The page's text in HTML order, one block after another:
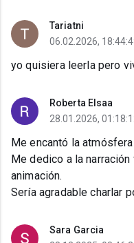
Tariatni
06.02.2026,
yo quisiera leerla pero
Roberta Elsaa
28.01.2026,
Me encantó la
Me dedico a la
animación.
Sería agradable charlar
Sara Garcia